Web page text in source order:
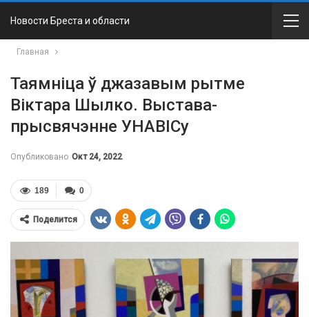
Новости Бреста и области
Главная
Таямніца ў джазавым рытме
Віктара Шылко. Выстава-
прысвячэнне УНАВІСу
Опубликовано Окт 24, 2022
0
189
Поделится